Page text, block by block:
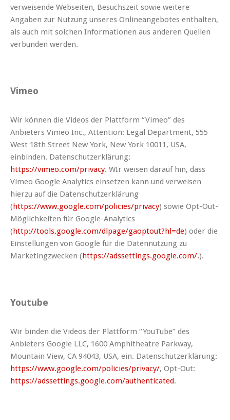
verweisende Webseiten, Besuchszeit sowie weitere
Angaben zur Nutzung unseres Onlineangebotes enthalten,
als auch mit solchen Informationen aus anderen Quellen
verbunden werden.
Vimeo
Wir können die Videos der Plattform “Vimeo” des
Anbieters Vimeo Inc., Attention: Legal Department, 555
West 18th Street New York, New York 10011, USA,
einbinden. Datenschutzerklärung:
https://vimeo.com/privacy. WIr weisen darauf hin, dass
Vimeo Google Analytics einsetzen kann und verweisen
hierzu auf die Datenschutzerklärung
(https://www.google.com/policies/privacy) sowie Opt-Out-
Möglichkeiten für Google-Analytics
(http://tools.google.com/dlpage/gaoptout?hl=de) oder die
Einstellungen von Google für die Datennutzung zu
Marketingzwecken (https://adssettings.google.com/.).
Youtube
Wir binden die Videos der Plattform “YouTube” des
Anbieters Google LLC, 1600 Amphitheatre Parkway,
Mountain View, CA 94043, USA, ein. Datenschutzerklärung:
https://www.google.com/policies/privacy/, Opt-Out:
https://adssettings.google.com/authenticated.